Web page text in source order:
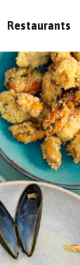
Restaurants